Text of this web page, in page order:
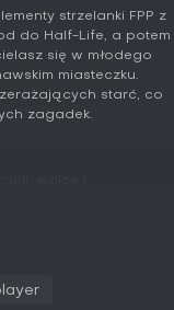
strzelanki FPP z
do Half-Life, a potem
się w młodego
miasteczku.
starć, co
zagadek.
co zmusza do
24 unikalnymi
wskazówek